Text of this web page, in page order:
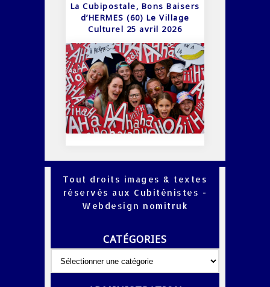
La Cubipostale, Bons Baisers
d’HERMES (60) Le Village
Culturel 25 avril 2026
Tout droits images & textes
réservés aux Cubiténistes -
Webdesign nomitruk
CATÉGORIES